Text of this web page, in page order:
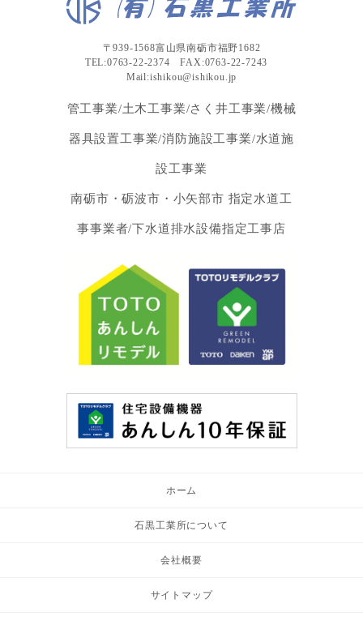
〒939-1568富山県南砺市福野1682
TEL:0763-22-2374 FAX:0763-22-7243
Mail:ishikou@ishikou.jp
管工事業/土木工事業/さく井工事業/機械
器具設置工事業/消防施設工事業/水道施
設工事業
南砺市・砺波市・小矢部市 指定水道工
事事業者/下水道排水設備指定工事店
ホーム
石黒工業所について
会社概要
サイトマップ